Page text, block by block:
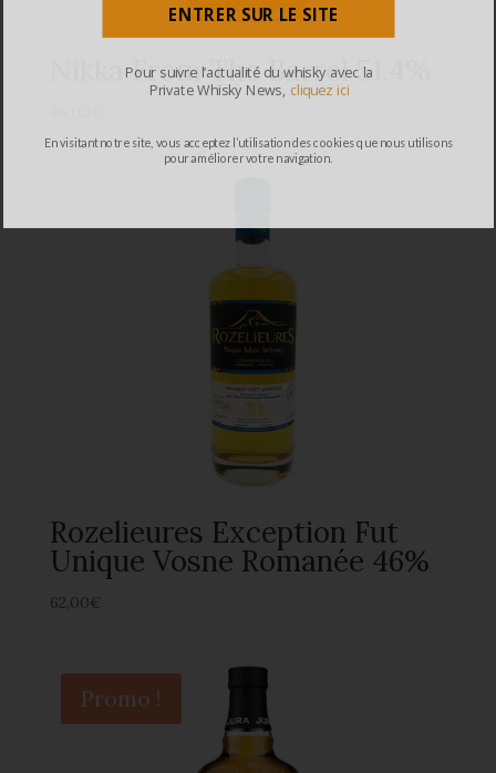
Nikka From The Barrel 51.4%
Rozelieures Exception Fut
Unique Vosne Romanée 46%
62,00€
Promo !
ENTRER SUR LE SITE
En visitant notre site, vous acceptez l’utilisation des cookies que nous utilisons
pour améliorer votre navigation.
Pour suivre l’actualité du whisky avec la
Private Whisky News, cliquez ici